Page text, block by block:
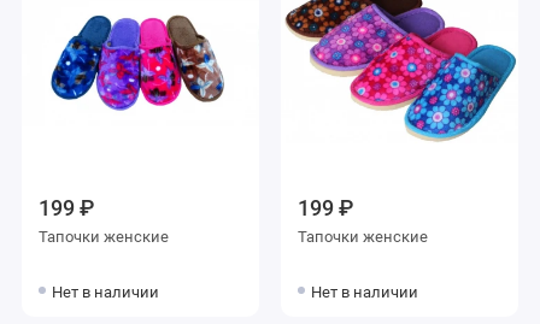
199 ₽
Тапочки женские
Нет в наличии
199 ₽
Тапочки женские
Нет в наличии